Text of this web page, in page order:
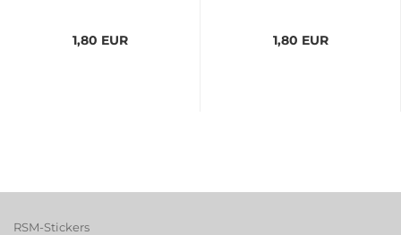
1,80 EUR 1,80 EUR
RSM-Stickers